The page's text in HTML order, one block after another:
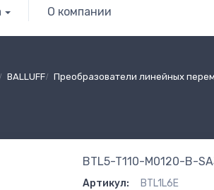
О компании
BALLUFF Преобразователи линейных
BTL5-T110-M0120-B-
Артикул:
BTL1L6E